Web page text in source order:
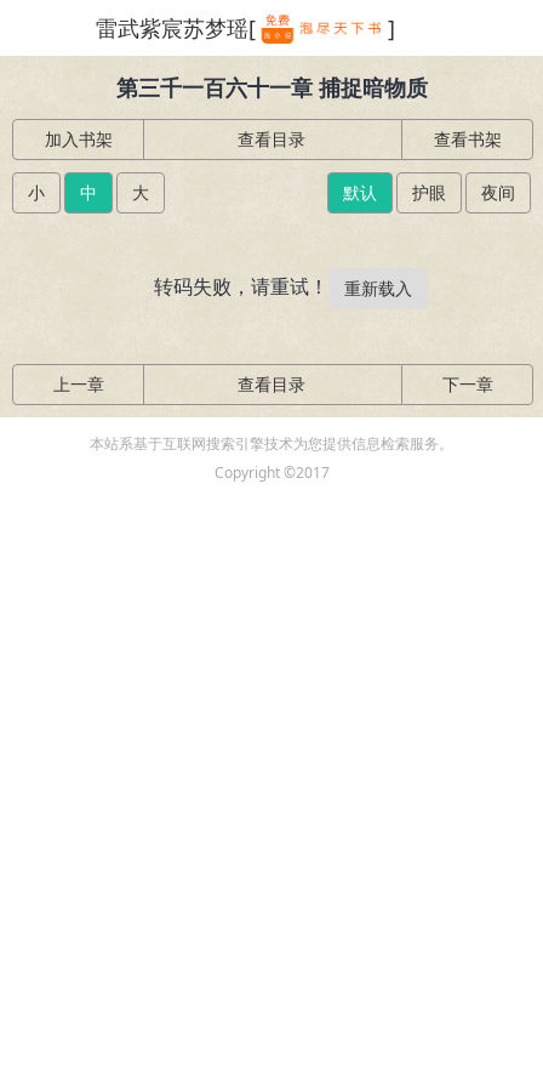
雷武紫宸苏梦瑶[ ]
第三千一百六十一章 捕捉暗物质
加入书架 查看目录 查看书架
小 中 大 默认 护眼 夜间
转码失败，请重试！ 重新载入
上一章 查看目录 下一章
本站系基于互联网搜索引擎技术为您提供信息检索服务。
Copyright ©2017